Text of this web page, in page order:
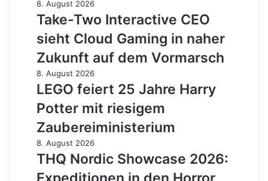
Tricks
auf
dem
Handy
Take-
Two
Interactive
CEO
sieht
Cloud
Gaming
in
naher
Zukunft
auf
dem
Vormarsch
8. August 2026
Take-Two Interactive CEO
sieht Cloud Gaming in naher
Zukunft auf dem Vormarsch
LEGO
feiert
Jahre
Harry
Potter
mit
riesigem
Zaubereiministerium
8. August 2026
LEGO feiert 25 Jahre Harry
Potter mit riesigem
Zaubereiministerium
THQ
Nordic
Showcase
8. August 2026
THQ Nordic Showcase 2026: